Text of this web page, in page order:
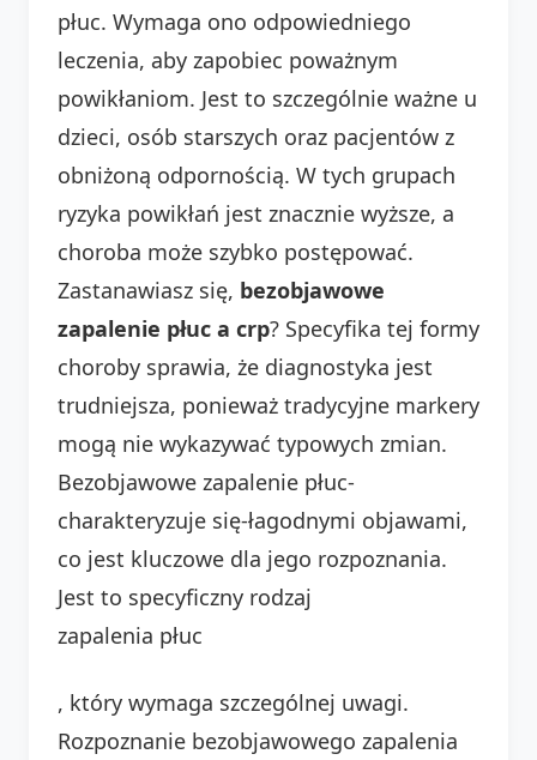
płuc. Wymaga ono odpowiedniego
leczenia, aby zapobiec poważnym
powikłaniom. Jest to szczególnie ważne u
dzieci, osób starszych oraz pacjentów z
obniżoną odpornością. W tych grupach
ryzyka powikłań jest znacznie wyższe, a
choroba może szybko postępować.
Zastanawiasz się, bezobjawowe
zapalenie płuc a crp? Specyfika tej formy
choroby sprawia, że diagnostyka jest
trudniejsza, ponieważ tradycyjne markery
mogą nie wykazywać typowych zmian.
Bezobjawowe zapalenie płuc-
charakteryzuje się-łagodnymi objawami,
co jest kluczowe dla jego rozpoznania.
Jest to specyficzny rodzaj
zapalenia płuc
, który wymaga szczególnej uwagi.
Rozpoznanie bezobjawowego zapalenia